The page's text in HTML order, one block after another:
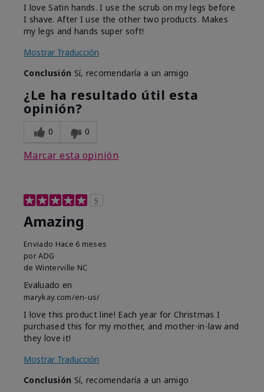
I love Satin hands. I use the scrub on my legs before
I shave. After I use the other two products. Makes
my legs and hands super soft!
Mostrar Traducción
Conclusión Sí, recomendaría a un amigo
¿Le ha resultado útil esta
opinión?
0 0
Marcar esta opinión
5
Amazing
Enviado Hace 6 meses
porADG
de Winterville NC
Evaluado en
marykay.com/en-us/
I love this product line! Each year for Christmas I
purchased this for my mother, and mother-in-law and
they love it!
Mostrar Traducción
Conclusión Sí, recomendaría a un amigo